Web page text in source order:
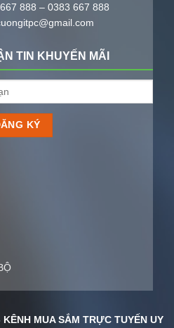
888 – 0383 667 888
TIN KHUYẾN MÃI
MUA SẮM TRỰC TUYẾN UY